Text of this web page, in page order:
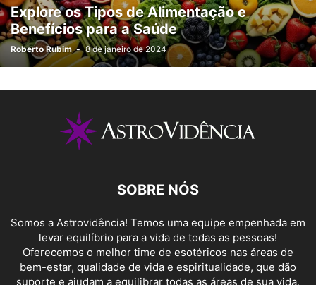
Explore os Tipos de Alimentação e
Benefícios para a Saúde
Roberto Rubim - 8 de janeiro de 2024
SOBRE NÓS
Somos a Astrovidência! Temos uma equipe empenhada em
levar equilíbrio para a vida de todas as pessoas!
Oferecemos o melhor time de esotéricos nas áreas de
bem-estar, qualidade de vida e espiritualidade, que dão
suporte e ajudam a equilibrar todas as áreas de sua vida,